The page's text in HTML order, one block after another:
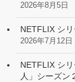
2026年8月5日
NETFLIX シ
2026年7月12日
NETFLIX シ
人」シーズン